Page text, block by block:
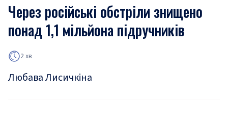
Через російські обстріли знищено
понад 1,1 мільйона підручників
2 хв
Любава Лисичкіна